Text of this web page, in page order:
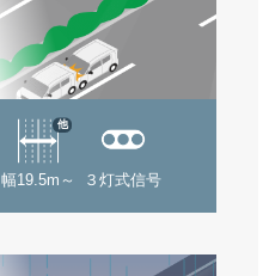
幅19.5m～
他
３灯式信号